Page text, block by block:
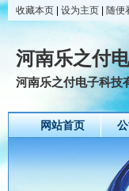
收藏本页 设为主页 随便
河南乐之付
河南乐之付电子科技
网站首页